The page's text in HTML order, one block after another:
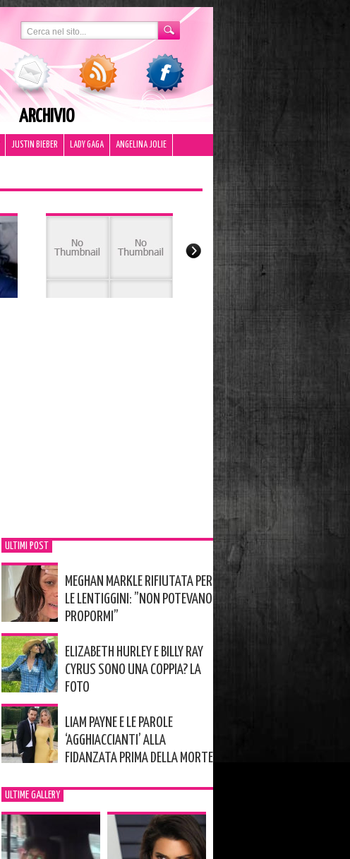
ARCHIVIO
JUSTIN BIEBER LADY GAGA ANGELINA JOLIE
ULTIMI POST
MEGHAN MARKLE RIFIUTATA PER
LE LENTIGGINI: ”NON POTEVANO
PROPORMI”
ELIZABETH HURLEY E BILLY RAY
CYRUS SONO UNA COPPIA? LA
FOTO
LIAM PAYNE E LE PAROLE
‘AGGHIACCIANTI’ ALLA
FIDANZATA PRIMA DELLA MORTE
ULTIME GALLERY